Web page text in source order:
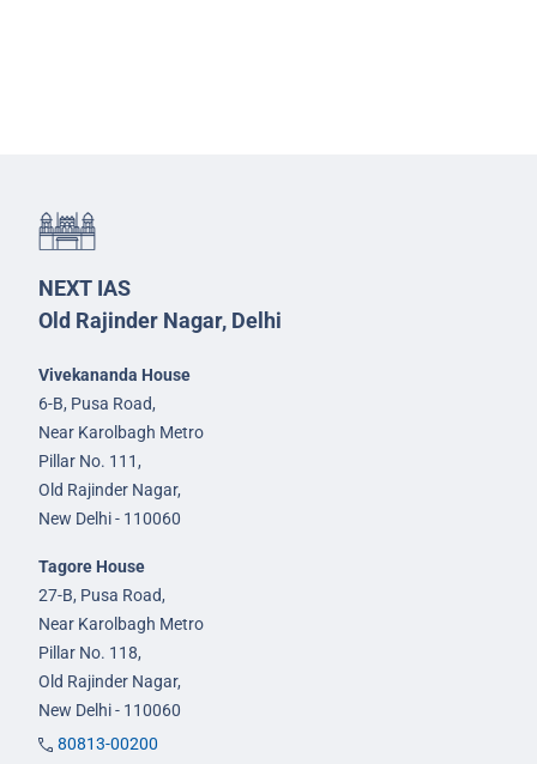
NEXT IAS
Old Rajinder Nagar, Delhi
Vivekananda House
6-B, Pusa Road,
Near Karolbagh Metro
Pillar No. 111,
Old Rajinder Nagar,
New Delhi - 110060
Tagore House
27-B, Pusa Road,
Near Karolbagh Metro
Pillar No. 118,
Old Rajinder Nagar,
New Delhi - 110060
80813-00200